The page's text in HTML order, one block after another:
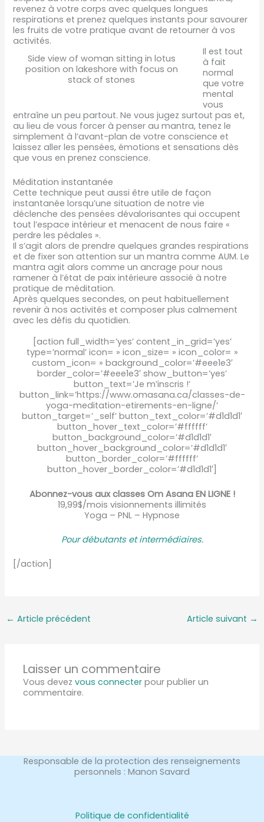
revenez à votre corps avec quelques longues
respirations et prenez quelques instants pour savourer
les fruits de votre pratique avant de retourner à vos
activités.
Side view of woman sitting in lotus
position on lakeshore with focus on
stack of stones
Il est tout
à fait
normal
que votre
mental
vous
entraîne un peu partout. Ne vous jugez surtout pas et,
au lieu de vous forcer à penser au mantra, tenez le
simplement à l’avant-plan de votre conscience et
laissez aller les pensées, émotions et sensations dès
que vous en prenez conscience.
Méditation instantanée
Cette technique peut aussi être utile de façon
instantanée lorsqu’une situation de notre vie
déclenche des pensées dévalorisantes qui occupent
tout l’espace intérieur et menacent de nous faire «
perdre les pédales ».
Il s’agit alors de prendre quelques grandes respirations
et de fixer son attention sur un mantra comme AUM. Le
mantra agit alors comme un ancrage pour nous
ramener à l’état de paix intérieure associé à notre
pratique de méditation.
Après quelques secondes, on peut habituellement
revenir à nos activités et composer plus calmement
avec les défis du quotidien.
[action full_width=’yes’ content_in_grid=’yes’
type=’normal’ icon= » icon_size= » icon_color= »
custom_icon= » background_color=’#eee1e3′
border_color=’#eee1e3′ show_button=’yes’
button_text=’Je m’inscris !’
button_link=’https://www.omasana.ca/classes-de-
yoga-meditation-etirements-en-ligne/’
button_target=’_self’ button_text_color=’#d1d1d1′
button_hover_text_color=’#ffffff’
button_background_color=’#d1d1d1′
button_hover_background_color=’#d1d1d1′
button_border_color=’#ffffff’
button_hover_border_color=’#d1d1d1′]
Abonnez-vous aux classes Om Asana EN LIGNE !
19,99$/mois visionnements illimités
Yoga – PNL – Hypnose
Pour débutants et intermédiaires.
[/action]
← Article précédent Article suivant →
Laisser un commentaire
Vous devezvous connecter pour publier un
commentaire.
Responsable de la protection des renseignements
personnels : Manon Savard
Politique de confidentialité